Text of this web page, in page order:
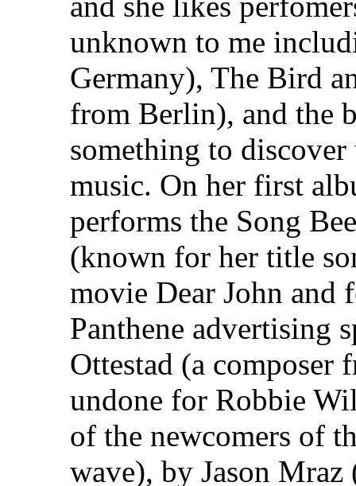
unknown to me
Germany), The Bird
from Berlin), and the
something to
music. On her first
performs the Song
(known for her title
movie Dear John and
Panthene advertising
Ottestad (a
undone for Robbie
of the newcomers of
wave), by Jason